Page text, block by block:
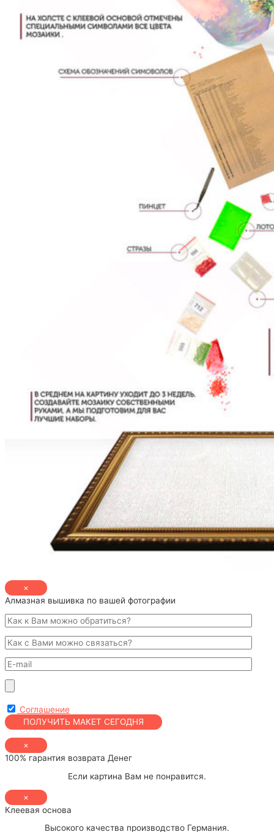
×
Алмазная вышивка по вашей фотографии
Соглашение
×
100% гарантия возврата Денег
Если картина Вам не понравится.
×
Клеевая основа
Высокого качества производство Германия.